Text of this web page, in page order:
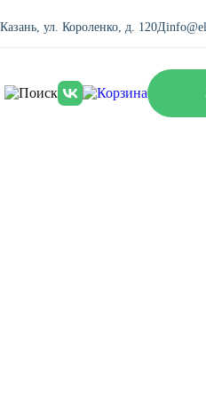
ул. Короленко, д. 120Д